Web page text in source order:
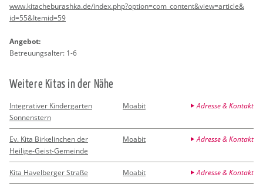
www.​kit​ache​bura​shka.​de/​index.​php?​option=com_​content&​vie​w=art​icle&​
id=55&​Itemid=59
An­ge­bot:
Be­treu­ungs­al­ter: 1-6
Wei­te­re Kitas in der Nähe
Integrativer Kindergarten
Sonnenstern
Moabit Adresse & Kontakt
Ev. Kita Birkelinchen der
Heilige-Geist-Gemeinde
Moabit Adresse & Kontakt
Kita Havelberger Straße Moabit Adresse & Kontakt